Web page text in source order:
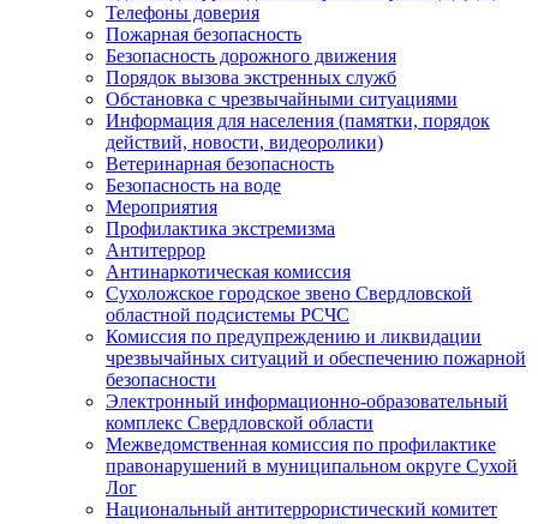
Телефоны доверия
Пожарная безопасность
Безопасность дорожного движения
Порядок вызова экстренных служб
Обстановка с чрезвычайными ситуациями
Информация для населения (памятки, порядок
действий, новости, видеоролики)
Ветеринарная безопасность
Безопасность на воде
Мероприятия
Профилактика экстремизма
Антитеррор
Антинаркотическая комиссия
Сухоложское городское звено Свердловской
областной подсистемы РСЧС
Комиссия по предупреждению и ликвидации
чрезвычайных ситуаций и обеспечению пожарной
безопасности
Электронный информационно-образовательный
комплекс Cвердловской области
Межведомственная комиссия по профилактике
правонарушений в муниципальном округе Сухой
Лог
Национальный антитеррористический комитет